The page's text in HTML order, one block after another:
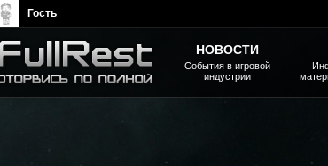
НОВОСТИ
События в игровой
индустрии
Гость